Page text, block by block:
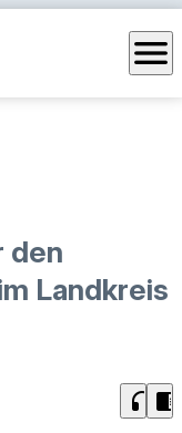
menu
den
Landkreis
headphones chrome_reader_mode